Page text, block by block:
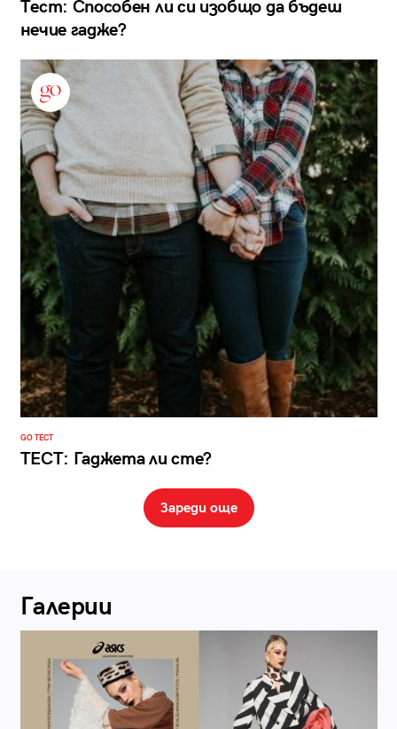
Тест: Способен ли си изобщо да бъдеш
нечие гадже?
GO ТЕСТ
ТЕСТ: Гаджета ли сте?
Зареди още
Галерии